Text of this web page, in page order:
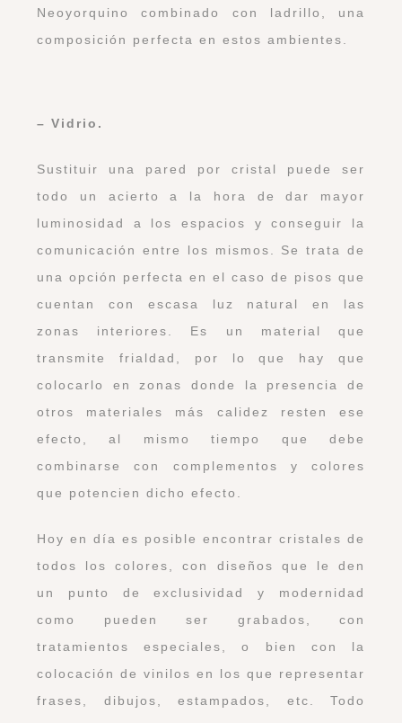
Neoyorquino combinado con ladrillo, una
composición perfecta en estos ambientes.
– Vidrio.
Sustituir una pared por cristal puede ser
todo un acierto a la hora de dar mayor
luminosidad a los espacios y conseguir la
comunicación entre los mismos. Se trata de
una opción perfecta en el caso de pisos que
cuentan con escasa luz natural en las
zonas interiores. Es un material que
transmite frialdad, por lo que hay que
colocarlo en zonas donde la presencia de
otros materiales más calidez resten ese
efecto, al mismo tiempo que debe
combinarse con complementos y colores
que potencien dicho efecto.
Hoy en día es posible encontrar cristales de
todos los colores, con diseños que le den
un punto de exclusividad y modernidad
como pueden ser grabados, con
tratamientos especiales, o bien con la
colocación de vinilos en los que representar
frases, dibujos, estampados, etc. Todo